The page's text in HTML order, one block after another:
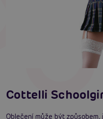
Cottelli
Oblečení může být